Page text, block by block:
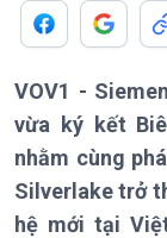
Giới thiệu
VOV1 -
vừa ký kết
nhằm cùng
Silverlake trở
hệ mới tại